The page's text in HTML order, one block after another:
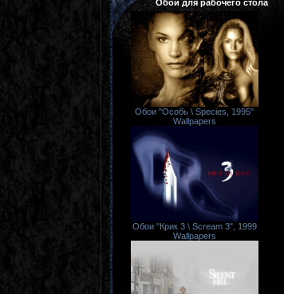
Обои для рабочего стола
Обои "Особь \ Species, 1995"
Wallpapers
Обои "Крик 3 \ Scream 3", 1999
Wallpapers